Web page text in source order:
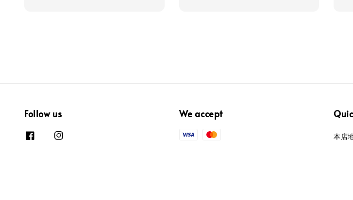
Follow us We accept
本店